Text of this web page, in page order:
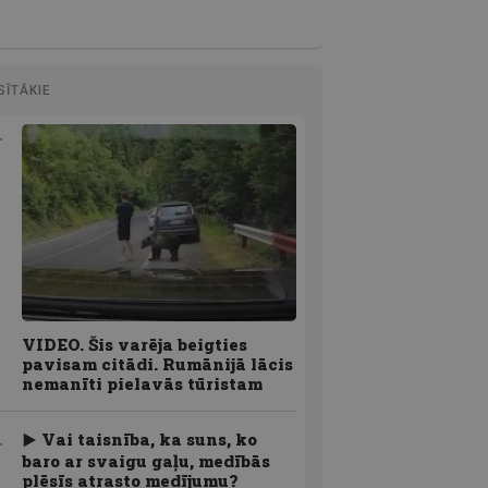
VIDEO. Šis varēja beigties
pavisam citādi. Rumānijā lācis
nemanīti pielavās tūristam
Vai taisnība, ka suns, ko
baro ar svaigu gaļu, medībās
plēsīs atrasto medījumu?